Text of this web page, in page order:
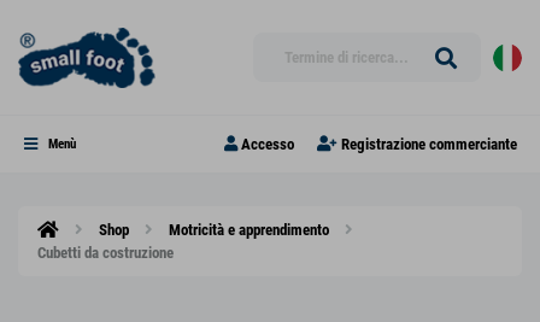
Menù Accesso Registrazione commerciante
Shop
Motricità e apprendimento
Cubetti da costruzione